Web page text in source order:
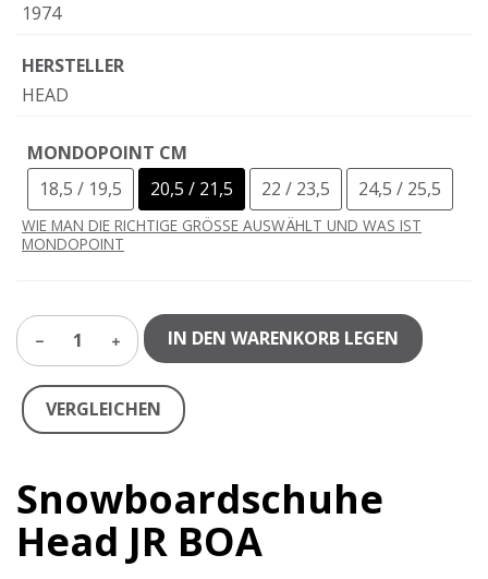
1974
HERSTELLER
HEAD
MONDOPOINT CM
18,5 / 19,5
20,5 / 21,5 22 / 23,5 24,5 / 25,5
WIE MAN DIE RICHTIGE GRÖSSE AUSWÄHLT UND WAS IST
MONDOPOINT
1 IN DEN WARENKORB LEGEN
VERGLEICHEN
Snowboardschuhe
Head JR BOA